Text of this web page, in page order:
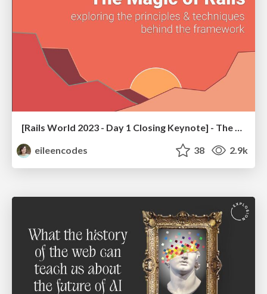
[Rails World 2023 - Day 1 Closing Keynote] - The Magic of Rails
eileencodes
38 2.9k